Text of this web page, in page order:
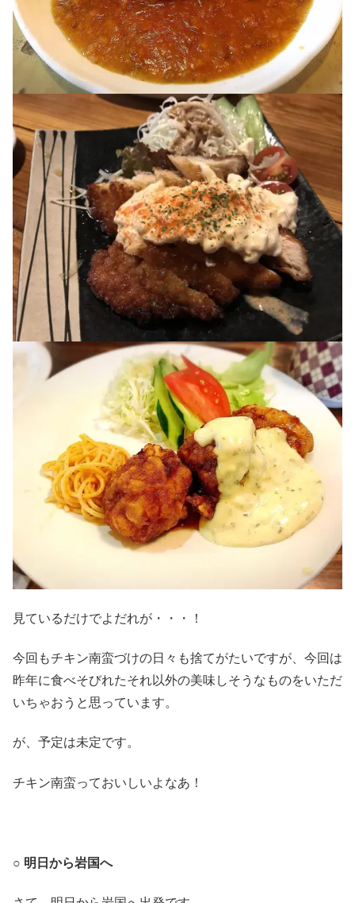
見ているだけでよだれが・・・！
今回もチキン南蛮づけの日々も捨てがたいですが、今回は
昨年に食べそびれたそれ以外の美味しそうなものをいただ
いちゃおうと思っています。
が、予定は未定です。
チキン南蛮っておいしいよなあ！
○ 明日から岩国へ